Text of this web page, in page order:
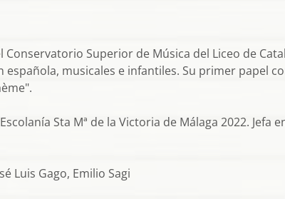
Conservatorio Superior de Música del Liceo de
musicales e infantiles. Su primer papel
Sta Mª de la Victoria de Málaga 2022. Jefa
Luis Gago, Emilio Sagi